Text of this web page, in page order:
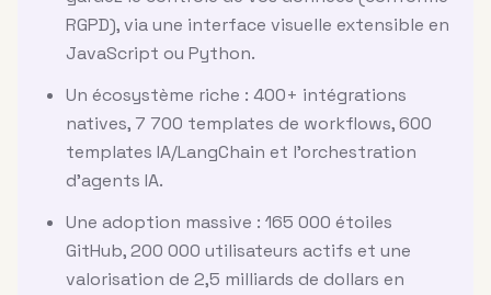
RGPD), via une interface visuelle extensible en
JavaScript ou Python.
Un écosystème riche : 400+ intégrations
natives, 7 700 templates de workflows, 600
templates IA/LangChain et l'orchestration
d'agents IA.
Une adoption massive : 165 000 étoiles
GitHub, 200 000 utilisateurs actifs et une
valorisation de 2,5 milliards de dollars en